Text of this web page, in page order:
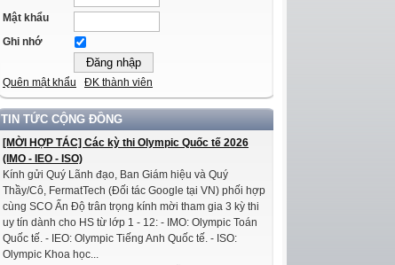
Mật khẩu
Ghi nhớ
Quên mật khẩu ĐK thành viên
TIN TỨC CỘNG ĐỒNG
[MỜI HỢP TÁC] Các kỳ thi Olympic Quốc tế 2026
(IMO - IEO - ISO)
Kính gửi Quý Lãnh đạo, Ban Giám hiệu và Quý
Thầy/Cô, FermatTech (Đối tác Google tại VN) phối hợp
cùng SCO Ấn Độ trân trọng kính mời tham gia 3 kỳ thi
uy tín dành cho HS từ lớp 1 - 12: - IMO: Olympic Toán
Quốc tế. - IEO: Olympic Tiếng Anh Quốc tế. - ISO:
Olympic Khoa học...